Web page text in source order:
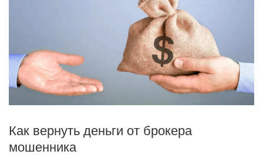
Как вернуть деньги от брокера
мошенника